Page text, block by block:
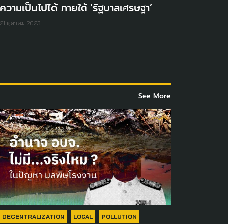
ความเป็นไปได้ ภายใต้ 'รัฐบาลเศรษฐา’
21 ตุลาคม 2023
See More
DECENTRALIZATION LOCAL POLLUTION